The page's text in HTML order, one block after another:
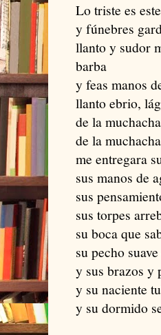
Lo triste es
y fúnebres
llanto y sudor
barba
y feas manos
llanto ebrio,
de la
de la
me entregara
sus manos de
sus
sus torpes
su boca que
su pecho
y sus brazos y
y su naciente
y su dormido